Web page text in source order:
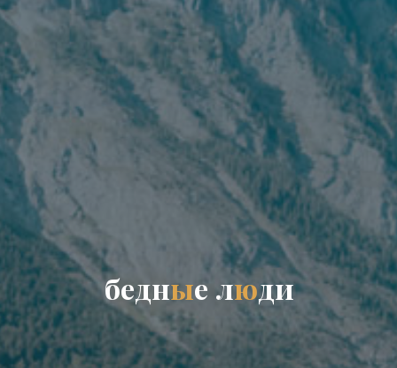
бедные люди